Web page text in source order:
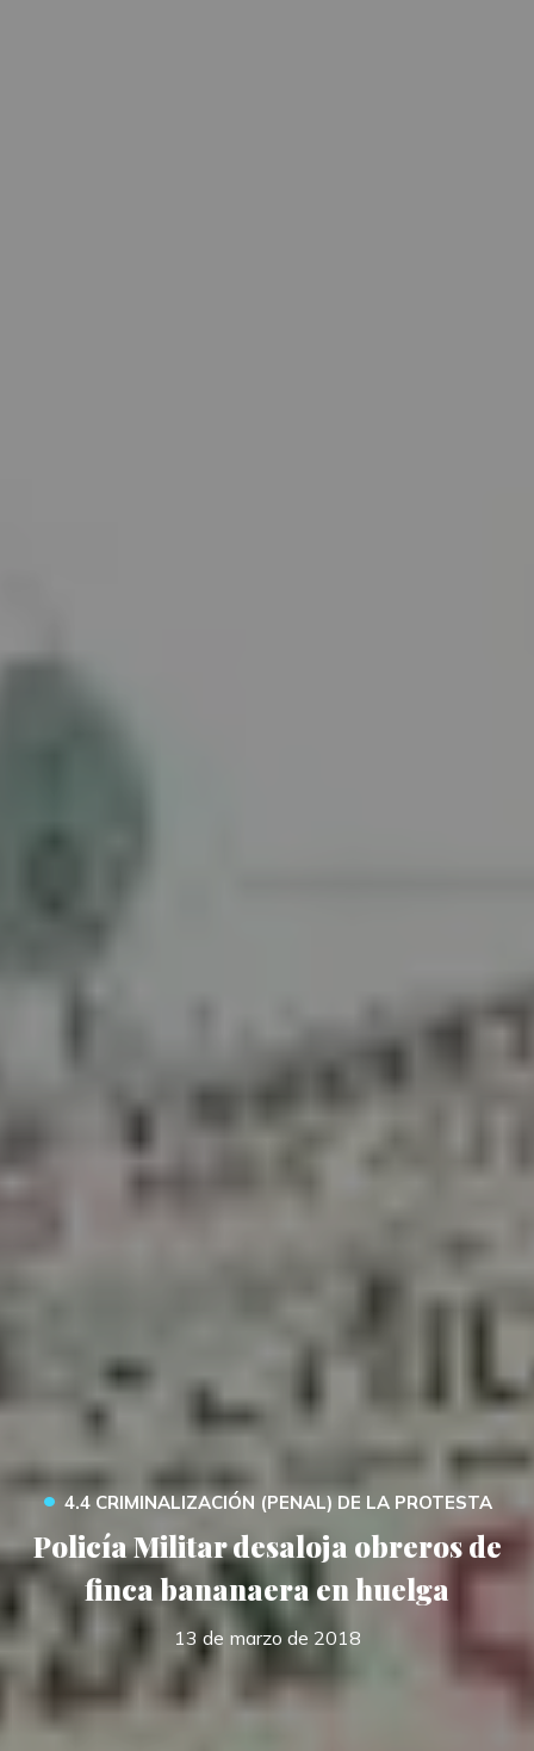
• 4.4 CRIMINALIZACIÓN (PENAL) DE LA PROTESTA
Policía Militar desaloja obreros de
finca bananaera en huelga
13 de marzo de 2018